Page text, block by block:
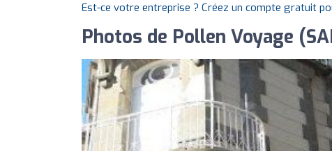
Est-ce votre entreprise ? Créez un compte gratuit
Photos de Pollen Voyage